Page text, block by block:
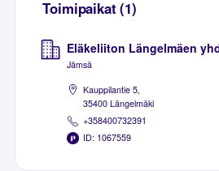
Toimipaikat (1)
Eläkeliiton Längelmäen
Jämsä
Kauppilantie 5,
35400 Längelmäki
+358400732391
ID: 1067559